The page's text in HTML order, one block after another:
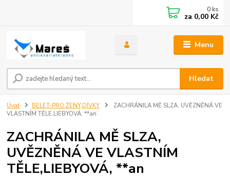
Menu
Hledat
0 ks
za 0,00 Kč
Úvod BELET-PRO ŽENY,DÍVKY
ZACHRÁNILA MĚ SLZA, UVĚZNĚNÁ VE
VLASTNÍM TĚLE,LIEBYOVÁ, **an
ZACHRÁNILA MĚ SLZA,
UVĚZNĚNÁ VE VLASTNÍM
TĚLE,LIEBYOVÁ, **an